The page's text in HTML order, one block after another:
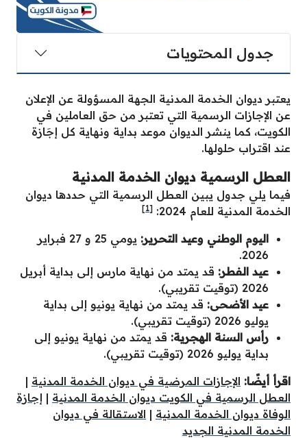
جدول المحتويات
يعتبر ديوان الخدمة المدنية الجهة المسؤولة عن الإعلان
عن الإجازات الرسمية التي تعتبر من حق العاملين في
الكويت، كما ينشر الديوان موعد بداية ونهاية كل إجَازة
عند اقتراب حلولها.
العطل الرسمية ديوان الخدمة المدنية
فيما يلي جدول يبين العطل الرسمية التي حددها ديوان
الخدمة المدنية للعام 2024:
[1]
اليوم الوطني وعيد التحرير:
يومي 25 و 27 فبراير
2026.
عيد الفطر: قد يمتد من نهاية مارس إلى بداية أبريل
2026 (توقيت تقريبي).
عيد الأضحى: قد يمتد من نهاية يونيو إلى بداية
يوليو 2026 (توقيت تقريبي).
رأس السنة الهجرية: قد يمتد من نهاية يونيو إلى
بداية يوليو 2026 (توقيت تقريبي).
اقرأ أيضًا: الإجازات المرضية في ديوان الخدمة المدنية |
العطل الرسمية في الكويت ديوان الخدمة المدنية | إجازة
الوفاة ديوان الخدمة المدنية | الاستقالة في ديوان
الخدمة المدنية الجديد